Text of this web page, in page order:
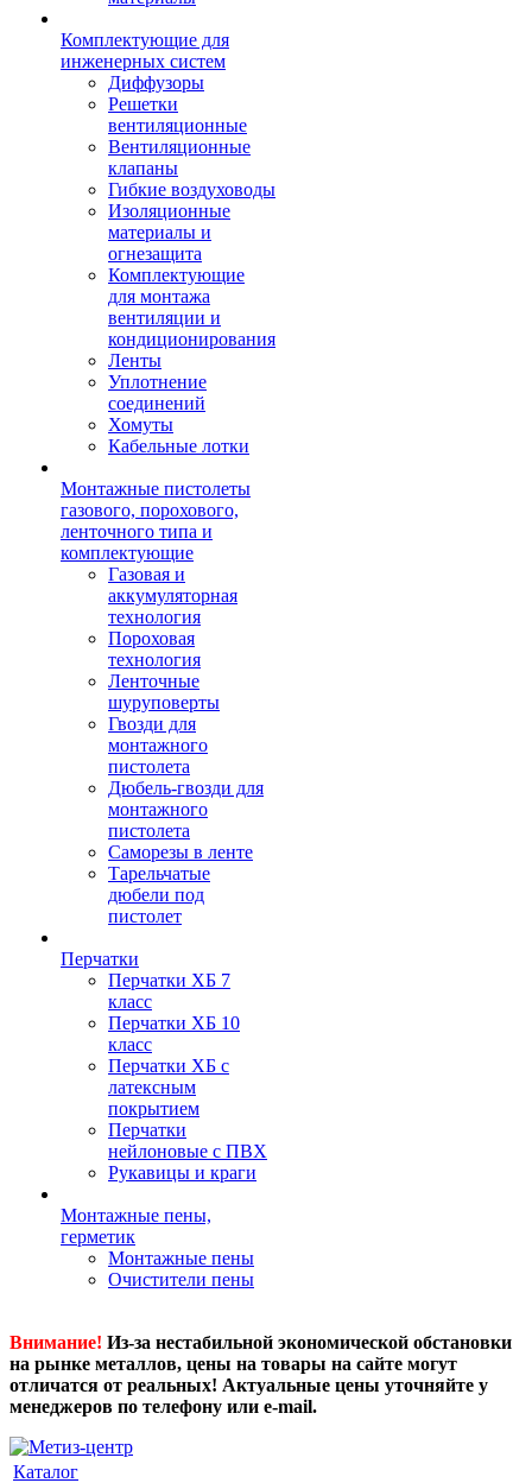
Комплектующие для
инженерных систем
Диффузоры
Решетки
вентиляционные
Вентиляционные
клапаны
Гибкие воздуховоды
Изоляционные
материалы и
огнезащита
Комплектующие
для монтажа
вентиляции и
кондиционирования
Ленты
Уплотнение
соединений
Хомуты
Кабельные лотки
Монтажные пистолеты
газового, порохового,
ленточного типа и
комплектующие
Газовая и
аккумуляторная
технология
Пороховая
технология
Ленточные
шуруповерты
Гвозди для
монтажного
пистолета
Дюбель-гвозди для
монтажного
пистолета
Саморезы в ленте
Тарельчатые
дюбели под
пистолет
Перчатки
Перчатки ХБ 7
класс
Перчатки ХБ 10
класс
Перчатки ХБ с
латексным
покрытием
Перчатки
нейлоновые с ПВХ
Рукавицы и краги
Монтажные пены,
герметик
Монтажные пены
Очистители пены
Внимание! Из-за нестабильной экономической обстановки
на рынке металлов, цены на товары на сайте могут
отличатся от реальных! Актуальные цены уточняйте у
менеджеров по телефону или e-mail.
Каталог